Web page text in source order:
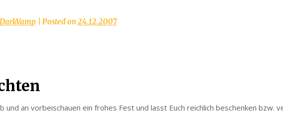
DarkVamp Posted on24.12.2007
und an vorbeischauen ein frohes Fest und lasst Euch reichlich beschenken bzw.